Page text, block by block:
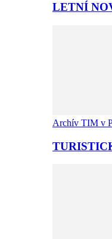
LETNÍ
Archív TIM v